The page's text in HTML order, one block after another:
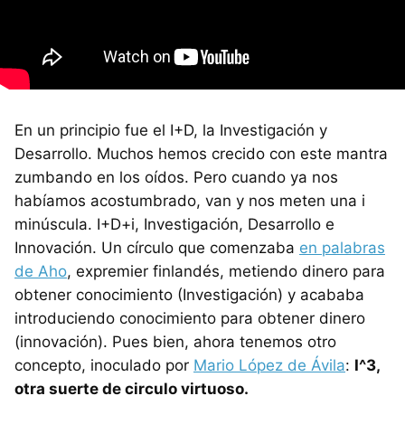
En un principio fue el I+D, la Investigación y
Desarrollo. Muchos hemos crecido con este mantra
zumbando en los oídos. Pero cuando ya nos
habíamos acostumbrado, van y nos meten una i
minúscula. I+D+i, Investigación, Desarrollo e
Innovación. Un círculo que comenzaba en palabras
de Aho, expremier finlandés, metiendo dinero para
obtener conocimiento (Investigación) y acababa
introduciendo conocimiento para obtener dinero
(innovación). Pues bien, ahora tenemos otro
concepto, inoculado por Mario López de Ávila: I^3,
otra suerte de circulo virtuoso.